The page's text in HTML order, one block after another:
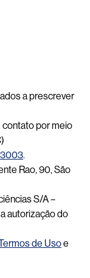
a prescrever
contato por meio
.
Rao, 90, São
S/A –
autorização do
de Usoe